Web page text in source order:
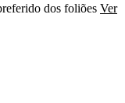
dos foliões Ver